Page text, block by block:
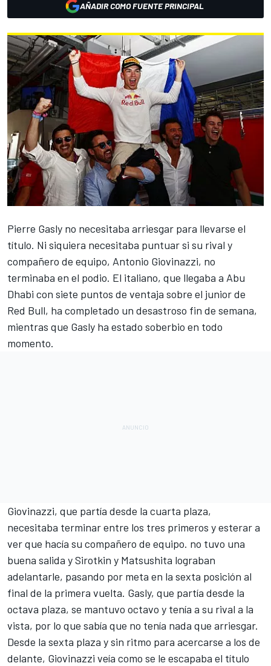
AÑADIR COMO FUENTE PRINCIPAL
Pierre Gasly no necesitaba arriesgar para llevarse el
título. Ni siquiera necesitaba puntuar si su rival y
compañero de equipo, Antonio Giovinazzi, no
terminaba en el podio. El italiano, que llegaba a Abu
Dhabi con siete puntos de ventaja sobre el junior de
Red Bull, ha completado un desastroso fin de semana,
mientras que Gasly ha estado soberbio en todo
momento.
Giovinazzi, que partía desde la cuarta plaza,
necesitaba terminar entre los tres primeros y esterar a
ver que hacía su compañero de equipo. no tuvo una
buena salida y Sirotkin y Matsushita lograban
adelantarle, pasando por meta en la sexta posición al
final de la primera vuelta. Gasly, que partía desde la
octava plaza, se mantuvo octavo y tenía a su rival a la
vista, por lo que sabía que no tenía nada que arriesgar.
Desde la sexta plaza y sin ritmo para acercarse a los de
delante, Giovinazzi veía como se le escapaba el título